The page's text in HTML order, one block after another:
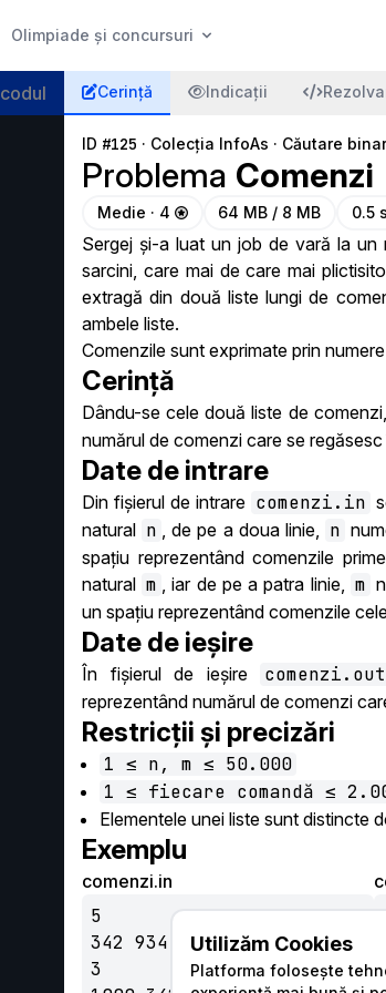
Olimpiade și concursuri
codul Cerință Indicații
ID #125 · Colecția InfoAs · Căutare
Problema Comenzi
Medie · 4 64 MB / 8 MB 0.5
Sergej și-a luat un job de vară la
sarcini, care mai de care mai
extragă din două liste lungi de
ambele liste.
Comenzile sunt exprimate prin
Cerință
Dându-se cele două liste de
numărul de comenzi care se regăsesc
Date de intrare
Din fișierul de intrare comenzi.in
natural n , de pe a doua linie, n
spațiu reprezentând comenzile
natural m , iar de pe a patra linie, m
un spațiu reprezentând comenzile
Date de ieșire
În fișierul de ieșire comenzi.out
reprezentând numărul de comenzi
Restricții și precizări
1 ≤ n, m ≤ 50.000
1 ≤ fiecare comandă ≤
Elementele unei liste sunt distincte
Exemplu
comenzi.in
5
342 934 32 103 55
3
Utilizăm Cookies
Platforma folosește